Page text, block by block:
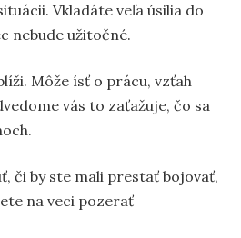
Vkladáte veľa úsilia do
nebude užitočné.
Môže ísť o prácu, vzťah
vás to zaťažuje, čo sa
či by ste mali prestať bojovať,
na veci pozerať